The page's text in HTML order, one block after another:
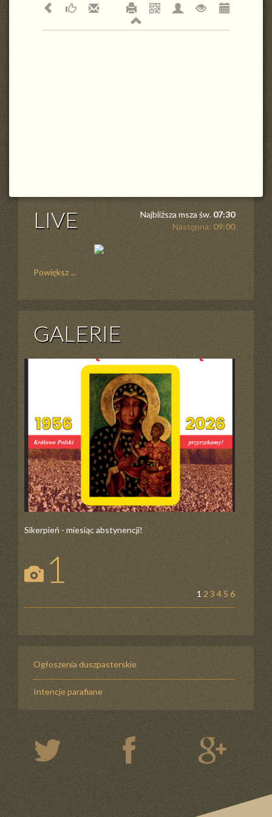
LIVE Najbliższa msza św. 07:30
Następna: 09:00
Powiększ ...
GALERIE
Sikerpień - miesiąc abstynencji!
1
1 2 3 4 5 6
Ogłoszenia duszpasterskie
Intencje parafiane